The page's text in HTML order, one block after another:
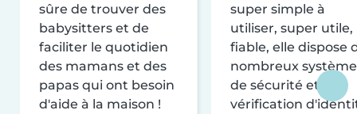
sûre de trouver des
babysitters et de
faciliter le quotidien
des mamans et des
papas qui ont besoin
d'aide à la maison !
super simple à
utiliser, super utile,
fiable, elle dispose
nombreux
de sécurité et de
vérification